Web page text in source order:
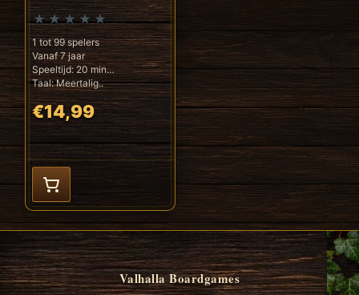
1 tot 99 spelers
Vanaf 7 jaar
Speeltijd: 20 min
Taal: Meertalig..
€14,99
Valhalla Boardgames